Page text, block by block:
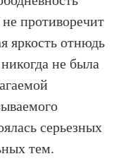
не противоречит
яркость отнюдь
не была
серьезных
тем.